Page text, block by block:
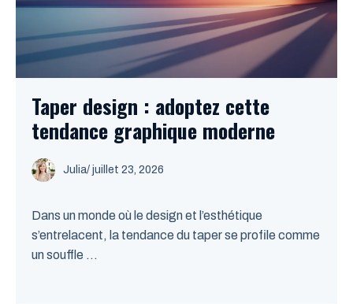
Taper design : adoptez cette
tendance graphique moderne
Julia/ juillet 23, 2026
Dans un monde où le design et l’esthétique
s’entrelacent, la tendance du taper se profile comme
un souffle ...